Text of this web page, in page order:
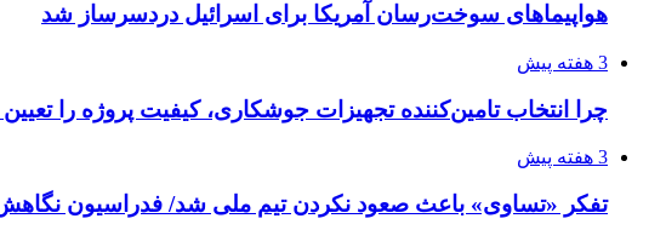
هواپیماهای سوخت‌رسان آمریکا برای اسرائیل دردسرساز شد
3 هفته پیش
چرا انتخاب تامین‌کننده تجهیزات جوشکاری، کیفیت پروژه را
3 هفته پیش
تفکر «تساوی» باعث صعود نکردن تیم ملی شد/ فدراسیون